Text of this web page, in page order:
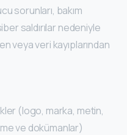
sorunları, bakım
saldırılar nedeniyle
veya veri kayıplarından
(logo, marka, metin,
ve dokümanlar)